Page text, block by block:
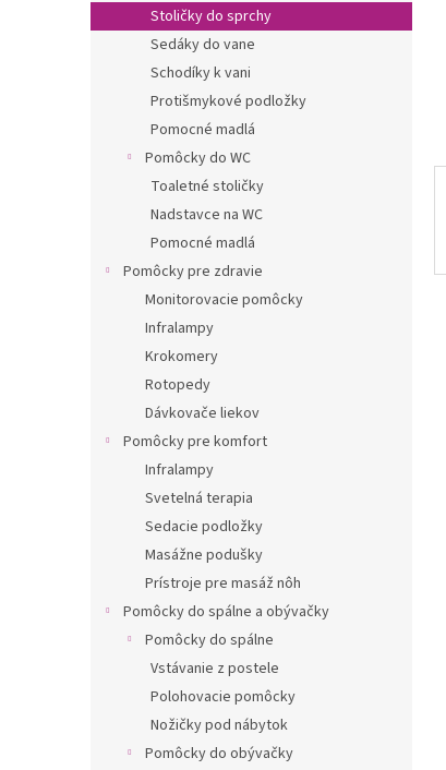
Stoličky do sprchy
Sedáky do vane
Schodíky k vani
Protišmykové podložky
Pomocné madlá
Pomôcky do WC
Toaletné stoličky
Nadstavce na WC
Pomocné madlá
Pomôcky pre zdravie
Monitorovacie pomôcky
Infralampy
Krokomery
Rotopedy
Dávkovače liekov
Pomôcky pre komfort
Infralampy
Svetelná terapia
Sedacie podložky
Masážne podušky
Prístroje pre masáž nôh
Pomôcky do spálne a obývačky
Pomôcky do spálne
Vstávanie z postele
Polohovacie pomôcky
Nožičky pod nábytok
Pomôcky do obývačky